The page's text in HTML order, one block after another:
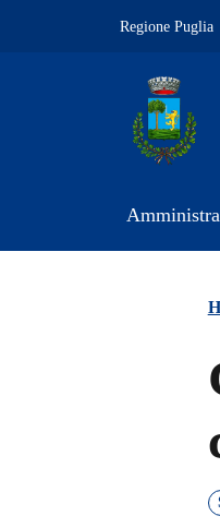
Regione Puglia